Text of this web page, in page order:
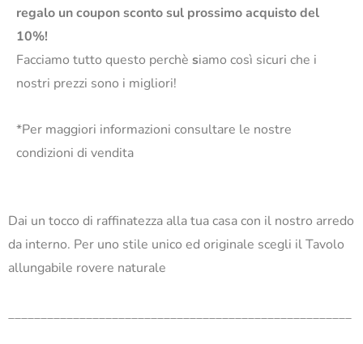
regalo un coupon sconto sul prossimo acquisto del
10%!
Facciamo tutto questo perchè siamo così sicuri che i
nostri prezzi sono i migliori!
*Per maggiori informazioni consultare le nostre
condizioni di vendita
Dai un tocco di raffinatezza alla tua casa con il nostro arredo
da interno. Per uno stile unico ed originale scegli il Tavolo
allungabile rovere naturale
_____________________________________________________